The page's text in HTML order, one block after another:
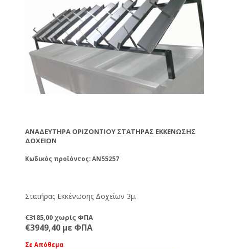
ΑΝΑΔΕΥΤΗΡΑ ΟΡΙΖΟΝΤΙΟΥ ΣΤΑΤΉΡΑΣ ΕΚΚΈΝΩΣΗΣ
ΔΟΧΕΊΩΝ
Κωδικός προϊόντος: AN55257
Στατήρας Εκκένωσης Δοχείων 3μ.
€3185,00 χωρίς ΦΠΑ
€3949,40 με ΦΠΑ
Σε Απόθεμα